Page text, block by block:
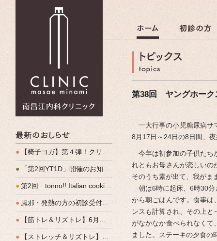
最新のおしらせ
●
【椅子ヨガ】第４弾！クリパルヨガ教室のご案内
● 「第2回YT1D」開催のお知らせ
●第2回 tonno!! Italian cooking 開催しました
● 風邪・発熱の方の初診受付（発熱外来）、始めます
● 【筋トレ＆リズトレ】6月特別運動教室開催のご案内
● 【ストレッチ＆リズトレ】特別運動教室開催のご案内
第38回 ヤングホーク
一大行事の小児糖尿病サ
8月17日～24日の8日間、
今年は初参加の子供たち
れともお母さんが恋しいの
そのうち素が出て、我がま
朝は6時に起床、6時30分
から朝ごはんです。食事は
ンスも計算され、その上
がなかなか食べられなくて
ました。ステーキの夕食